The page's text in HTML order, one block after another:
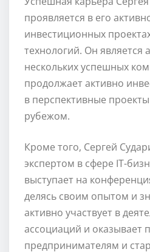
проявляется в его
инвестиционных
технологий. Он является
нескольких успешных
продолжает активно
в перспективные
рубежом.
Кроме того, Сергей
экспертом в сфере IT-
выступает на
делясь своим опытом и
активно участвует в
ассоциаций и оказывает
предпринимателям и